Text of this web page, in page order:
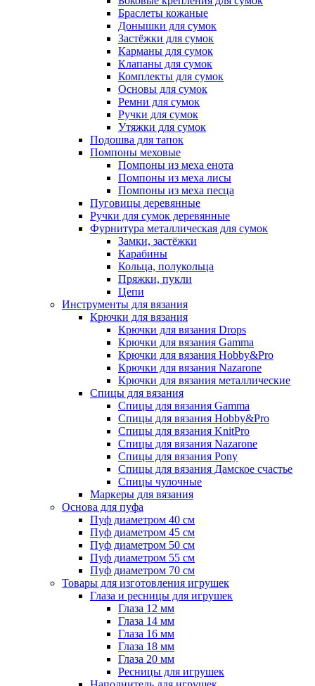
Браслеты кожаные
Донышки для сумок
Застёжки для сумок
Карманы для сумок
Клапаны для сумок
Комплекты для сумок
Основы для сумок
Ремни для сумок
Ручки для сумок
Утяжки для сумок
Подошва для тапок
Помпоны меховые
Помпоны из меха енота
Помпоны из меха лисы
Помпоны из меха песца
Пуговицы деревянные
Ручки для сумок деревянные
Фурнитура металлическая для сумок
Замки, застёжки
Карабины
Кольца, полукольца
Пряжки, пукли
Цепи
Инструменты для вязания
Крючки для вязания
Крючки для вязания Drops
Крючки для вязания Gamma
Крючки для вязания Hobby&Pro
Крючки для вязания Nazarone
Крючки для вязания металлические
Спицы для вязания
Спицы для вязания Gamma
Спицы для вязания Hobby&Pro
Спицы для вязания KnitPro
Спицы для вязания Nazarone
Спицы для вязания Pony
Спицы для вязания Дамское счастье
Спицы чулочные
Маркеры для вязания
Основа для пуфа
Пуф диаметром 40 см
Пуф диаметром 45 см
Пуф диаметром 50 см
Пуф диаметром 55 см
Пуф диаметром 70 см
Товары для изготовления игрушек
Глаза и ресницы для игрушек
Глаза 12 мм
Глаза 14 мм
Глаза 16 мм
Глаза 18 мм
Глаза 20 мм
Ресницы для игрушек